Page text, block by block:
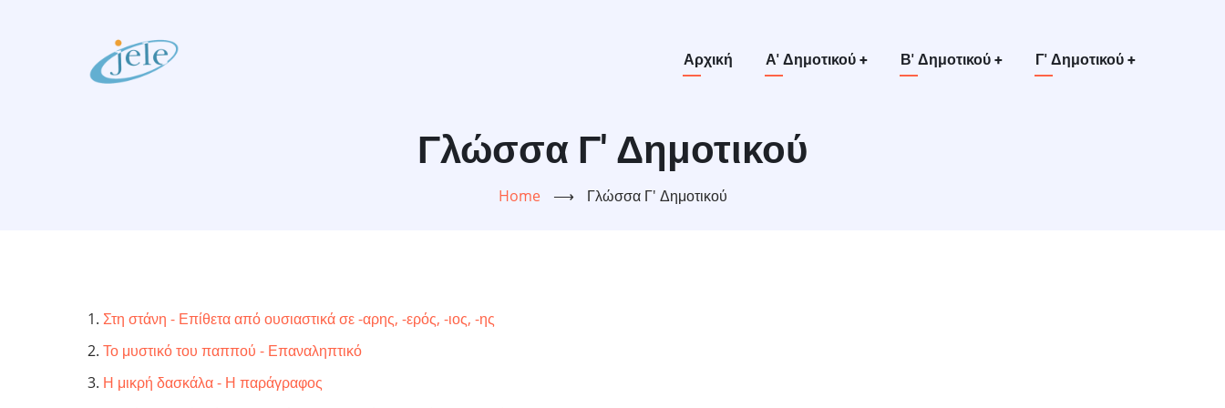
Main
Αρχική Α' Δημοτικού + Β' Δημοτικού + Γ' Δημοτικού +
Γλώσσα Γ' Δημοτικού
Home ⟶ Γλώσσα Γ' Δημοτικού
Στη στάνη - Επίθετα από ουσιαστικά σε -αρης, -ερός, -ιος, -ης
Το μυστικό του παππού - Επαναληπτικό
Η μικρή δασκάλα - Η παράγραφος